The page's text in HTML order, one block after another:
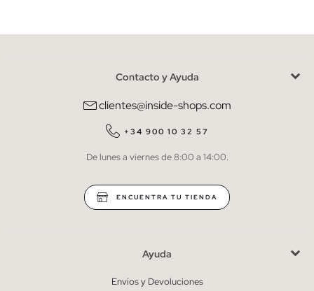
He leído y entiendo lapolítica de privacidad
QUIERO SUSCRIBIRME
* Puedes cancelar la suscripción en cualquier momento.
Contacto y Ayuda
clientes@inside-shops.com
+34 900 10 32 57
De lunes a viernes de 8:00 a 14:00.
ENCUENTRA TU TIENDA
Ayuda
Envíos y Devoluciones